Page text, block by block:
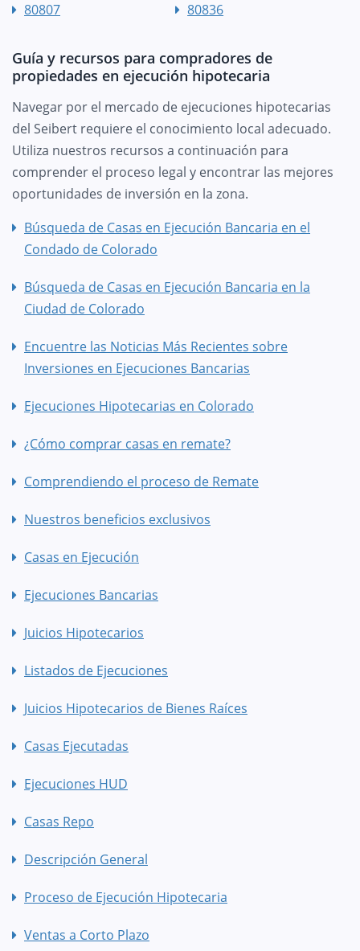
80807 80836
Guía y recursos para compradores de
propiedades en ejecución hipotecaria
Navegar por el mercado de ejecuciones hipotecarias
del Seibert requiere el conocimiento local adecuado.
Utiliza nuestros recursos a continuación para
comprender el proceso legal y encontrar las mejores
oportunidades de inversión en la zona.
Búsqueda de Casas en Ejecución Bancaria en el
Condado de Colorado
Búsqueda de Casas en Ejecución Bancaria en la
Ciudad de Colorado
Encuentre las Noticias Más Recientes sobre
Inversiones en Ejecuciones Bancarias
Ejecuciones Hipotecarias en Colorado
¿Cómo comprar casas en remate?
Comprendiendo el proceso de Remate
Nuestros beneficios exclusivos
Casas en Ejecución
Ejecuciones Bancarias
Juicios Hipotecarios
Listados de Ejecuciones
Juicios Hipotecarios de Bienes Raíces
Casas Ejecutadas
Ejecuciones HUD
Casas Repo
Descripción General
Proceso de Ejecución Hipotecaria
Ventas a Corto Plazo